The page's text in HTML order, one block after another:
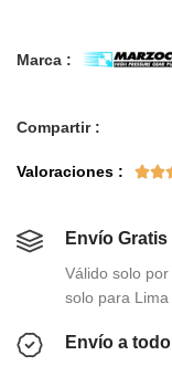
Marca :
Compartir :
Valoraciones : 
Envío Gratis
Válido solo
solo para Lima
Envío a